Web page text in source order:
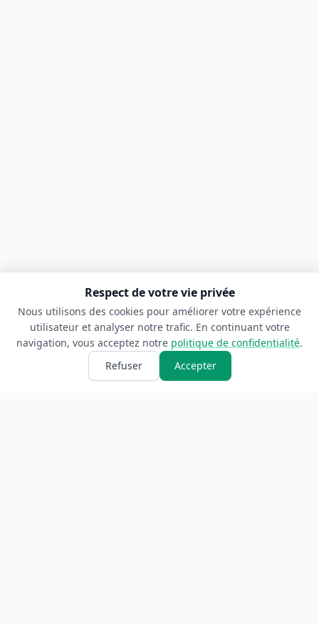
Respect de votre vie privée
Nous utilisons des cookies pour améliorer votre expérience
utilisateur et analyser notre trafic. En continuant votre
navigation, vous acceptez notre politique de confidentialité.
Refuser
Accepter